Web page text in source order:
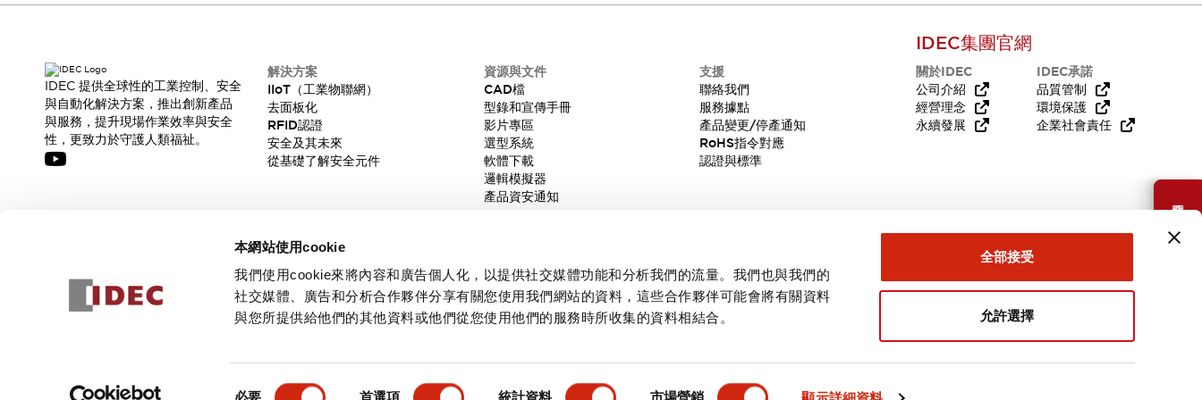
本網站使用cookie
我們使用cookie來將內容和廣告個人化，以提供社交媒體功能和分析我們的流量。我們也與我們的
社交媒體、廣告和分析合作夥伴分享有關您使用我們網站的資料，這些合作夥伴可能會將有關資料
與您所提供給他們的其他資料或他們從您使用他們的服務時所收集的資料相結合。
必要 首選項 統計資料 市場營銷
全部接受
允許選擇
需要幫助嗎？
IDEC 提供全球性的工業控制、安全
與自動化解決方案，推出創新產品
與服務，提升現場作業效率與安全
性，更致力於守護人類福祉。
解決方案
IIoT（工業物聯網）
去面板化
RFID認證
安全及其未來
從基礎了解安全元件
資源與文件
CAD檔
型錄和宣傳手冊
影片專區
選型系統
軟體下載
邏輯模擬器
產品資安通知
支援
聯絡我們
服務據點
產品變更/停產通知
RoHS指令對應
認證與標準
IDEC集團官網
關於IDEC
公司介紹
經營理念
永續發展
IDEC承諾
品質管制
環境保護
企業社會責任
訂閱
隱私權政策使用條款 台灣